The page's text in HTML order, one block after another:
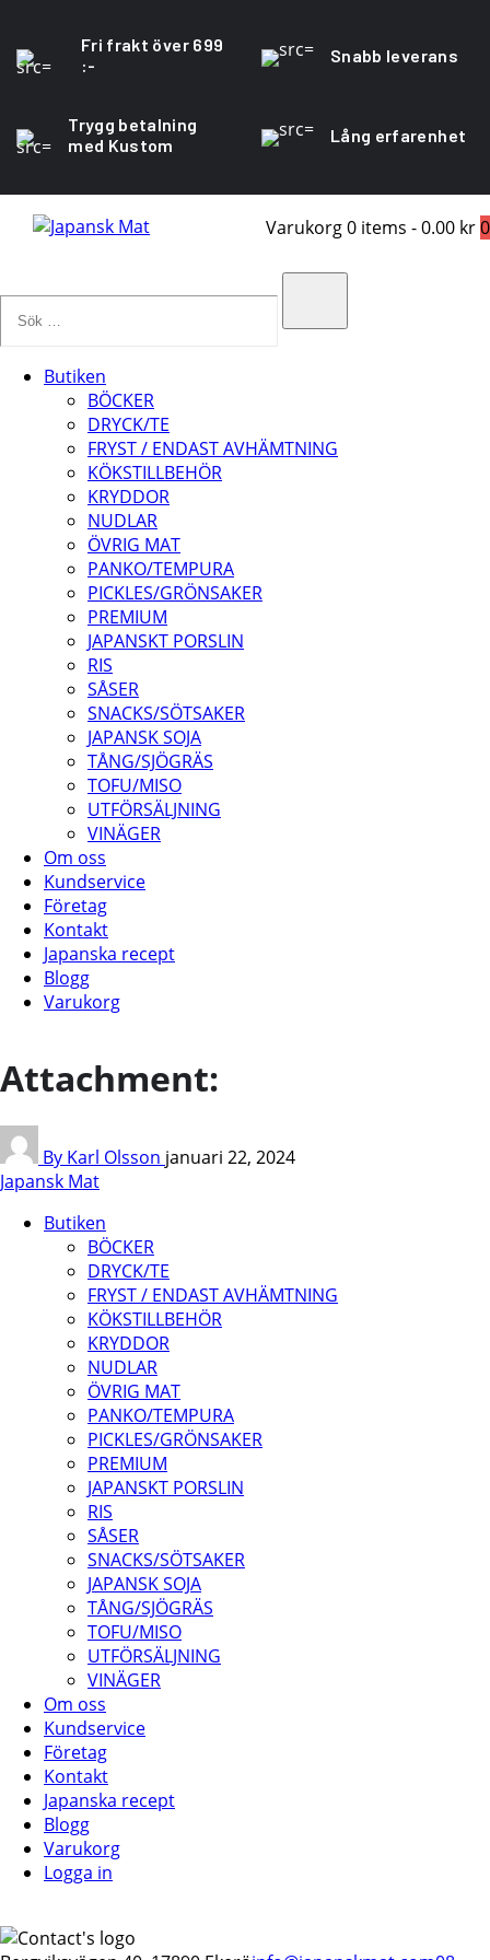
Fri frakt över 699
:-
Snabb leverans
Trygg betalning
med Kustom
Lång erfarenhet
Varukorg0 items -0.00 kr0
Butiken
BÖCKER
DRYCK/TE
FRYST / ENDAST AVHÄMTNING
KÖKSTILLBEHÖR
KRYDDOR
NUDLAR
ÖVRIG MAT
PANKO/TEMPURA
PICKLES/GRÖNSAKER
PREMIUM
JAPANSKT PORSLIN
RIS
SÅSER
SNACKS/SÖTSAKER
JAPANSK SOJA
TÅNG/SJÖGRÄS
TOFU/MISO
UTFÖRSÄLJNING
VINÄGER
Om oss
Kundservice
Företag
Kontakt
Japanska recept
Blogg
Varukorg
Attachment:
By Karl Olsson januari 22, 2024
Japansk Mat
Butiken
BÖCKER
DRYCK/TE
FRYST / ENDAST AVHÄMTNING
KÖKSTILLBEHÖR
KRYDDOR
NUDLAR
ÖVRIG MAT
PANKO/TEMPURA
PICKLES/GRÖNSAKER
PREMIUM
JAPANSKT PORSLIN
RIS
SÅSER
SNACKS/SÖTSAKER
JAPANSK SOJA
TÅNG/SJÖGRÄS
TOFU/MISO
UTFÖRSÄLJNING
VINÄGER
Om oss
Kundservice
Företag
Kontakt
Japanska recept
Blogg
Varukorg
Logga in